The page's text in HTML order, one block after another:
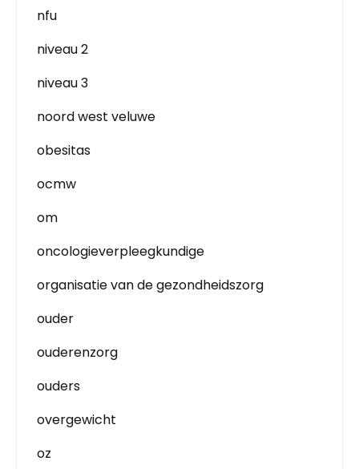
nfu
niveau 2
niveau 3
noord west veluwe
obesitas
ocmw
om
oncologieverpleegkundige
organisatie van de gezondheidszorg
ouder
ouderenzorg
ouders
overgewicht
oz